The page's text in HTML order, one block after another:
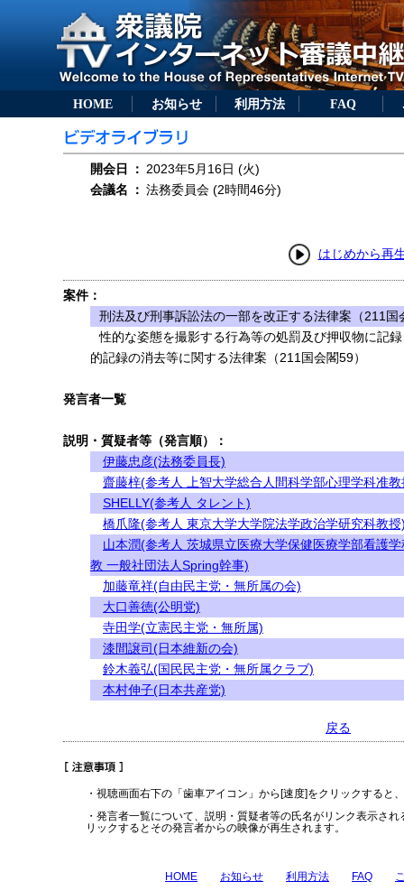
HOME お知らせ 利用方法 FAQ
開会日 ： 2023年5月16日 (火)
会議名
： 法務委員会 (2時間46分)
はじめから再
案件：
刑法及び刑事訴訟法の一部を改正する法律案（211国
性的な姿態を撮影する行為等の処罰及び押収物に記
的記録の消去等に関する法律案（211国会閣59）
発言者一覧
説明・質疑者等（発言順）：
伊藤忠彦(法務委員長)
齋藤梓(参考人 上智大学総合人間科学部心理学科准教
SHELLY(参考人 タレント)
橋爪隆(参考人 東京大学大学院法学政治学研究科教授
山本潤(参考人 茨城県立医療大学保健医療学部看護学
教 一般社団法人Spring幹事)
加藤竜祥(自由民主党・無所属の会)
大口善徳(公明党)
寺田学(立憲民主党・無所属)
漆間譲司(日本維新の会)
鈴木義弘(国民民主党・無所属クラブ)
本村伸子(日本共産党)
戻る
・視聴画面右下の「歯車アイコン」から[速度]をクリックすると
・発言者一覧について、説明・質疑者等の氏名がリンク表示さ
リックするとその発言者からの映像が再生されます。
HOME お知らせ 利用方法 FAQ